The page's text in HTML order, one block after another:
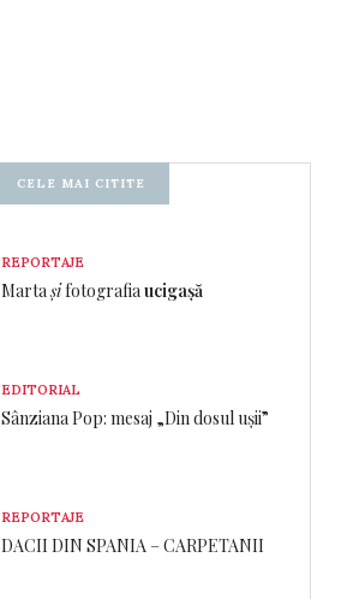
CELE MAI CITITE
REPORTAJE
Martașifotografiaucigașă
EDITORIAL
Sânziana Pop: mesaj „Din dosul ușii”
REPORTAJE
DACII DIN SPANIA – CARPETANII